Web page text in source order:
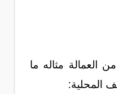
العمالة مثاله ما
المحلية: